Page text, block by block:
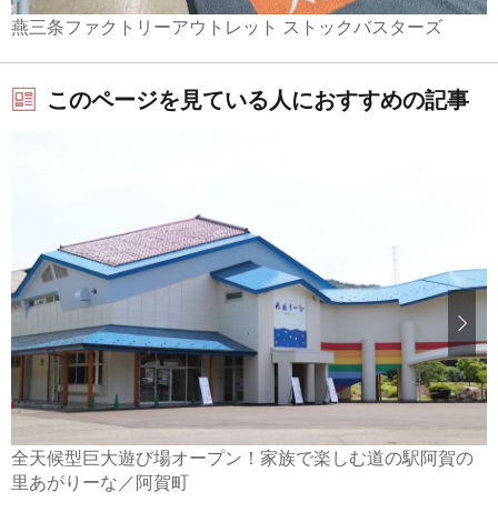
燕三条ファクトリーアウトレット ストックバスターズ
このページを見ている人におすすめの記事
全天候型巨大遊び場オープン！家族で楽しむ道の駅阿賀の
里あがりーな／阿賀町